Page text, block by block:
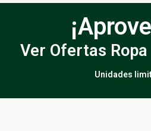
Ver Ofertas
Unidades